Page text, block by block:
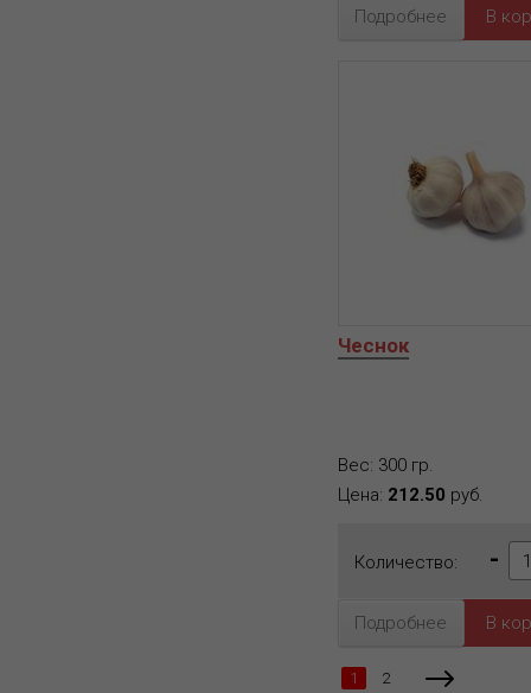
Подробнее
Чеснок
Вес: 300 гр.
Цена: 212.50 руб.
Количество: -
Подробнее
1 2